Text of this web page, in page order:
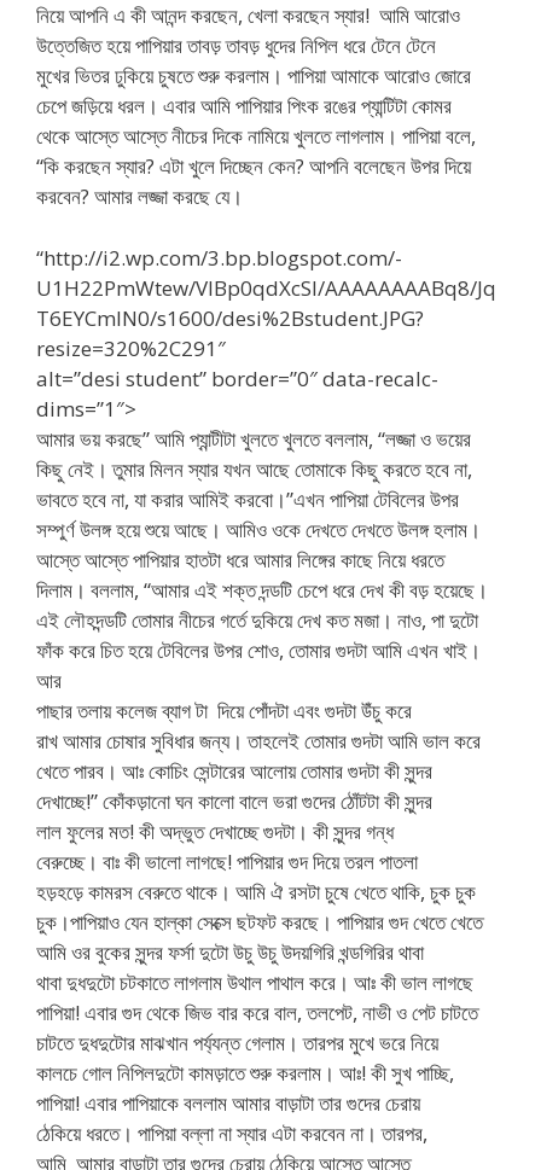
নিয়ে আপনি এ কী আনন্দ করছেন, খেলা করছেন স্যার! আমি আরোও
উত্তেজিত হয়ে পাপিয়ার তাবড় তাবড় ধুদের নিপিল ধরে টেনে টেনে
মুখের ভিতর ঢুকিয়ে চুষতে শুরু করলাম। পাপিয়া আমাকে আরোও জোরে
চেপে জড়িয়ে ধরল। এবার আমি পাপিয়ার পিংক রঙের প্যান্টিটা কোমর
থেকে আস্তে আস্তে নীচের দিকে নামিয়ে খুলতে লাগলাম। পাপিয়া বলে,
“কি করছেন স্যার? এটা খুলে দিচ্ছেন কেন? আপনি বলেছেন উপর দিয়ে
করবেন? আমার লজ্জা করছে যে।
“http://i2.wp.com/3.bp.blogspot.com/-
U1H22PmWtew/VIBp0qdXcSI/AAAAAAAABq8/Jq
T6EYCmIN0/s1600/desi%2Bstudent.JPG?
resize=320%2C291″
alt=”desi student” border=”0″ data-recalc-
dims=”1″>
আমার ভয় করছে” আমি প্যান্টীটা খুলতে খুলতে বললাম, “লজ্জা ও ভয়ের
কিছু নেই। তুমার মিলন স্যার যখন আছে তোমাকে কিছু করতে হবে না,
ভাবতে হবে না, যা করার আমিই করবো।”এখন পাপিয়া টেবিলের উপর
সম্পুর্ণ উলঙ্গ হয়ে শুয়ে আছে। আমিও ওকে দেখতে দেখতে উলঙ্গ হলাম।
আস্তে আস্তে পাপিয়ার হাতটা ধরে আমার লিঙ্গের কাছে নিয়ে ধরতে
দিলাম। বললাম, “আমার এই শক্ত দন্ডটি চেপে ধরে দেখ কী বড় হয়েছে।
এই লৌহদন্ডটি তোমার নীচের গর্তে দুকিয়ে দেখ কত মজা। নাও, পা দুটো
ফাঁক করে চিত হয়ে টেবিলের উপর শোও, তোমার গুদটা আমি এখন খাই।
আর
পাছার তলায় কলেজ ব্যাগ টা দিয়ে পোঁদটা এবং গুদটা উঁচু করে
রাখ আমার চোষার সুবিধার জন্য। তাহলেই তোমার গুদটা আমি ভাল করে
খেতে পারব। আঃ কোচিং সেন্টারের আলোয় তোমার গুদটা কী সুন্দর
দেখাচ্ছে!” কোঁকড়ানো ঘন কালো বালে ভরা গুদের ঠোঁটটা কী সুন্দর
লাল ফুলের মত! কী অদ্ভুত দেখাচ্ছে গুদটা। কী সুন্দর গন্ধ
বেরুচ্ছে। বাঃ কী ভালো লাগছে! পাপিয়ার গুদ দিয়ে তরল পাতলা
হড়হড়ে কামরস বেরুতে থাকে। আমি ঐ রসটা চুষে খেতে থাকি, চুক চুক
চুক।পাপিয়াও যেন হাল্কা সেক্সে ছটফট করছে। পাপিয়ার গুদ খেতে খেতে
আমি ওর বুকের সুন্দর ফর্সা দুটো উচু উচু উদয়গিরি খন্ডগিরির থাবা
থাবা দুধদুটো চটকাতে লাগলাম উথাল পাথাল করে। আঃ কী ভাল লাগছে
পাপিয়া! এবার গুদ থেকে জিভ বার করে বাল, তলপেট, নাভী ও পেট চাটতে
চাটতে দুধদুটোর মাঝখান পর্য্যন্ত গেলাম। তারপর মুখে ভরে নিয়ে
কালচে গোল নিপিলদুটো কামড়াতে শুরু করলাম। আঃ! কী সুখ পাচ্ছি,
পাপিয়া! এবার পাপিয়াকে বললাম আমার বাড়াটা তার গুদের চেরায়
ঠেকিয়ে ধরতে। পাপিয়া বল্লা না স্যার এটা করবেন না। তারপর,
আমি আমার বাড়াটা তার গুদের চেরায় ঠেকিয়ে আস্তে আস্তে